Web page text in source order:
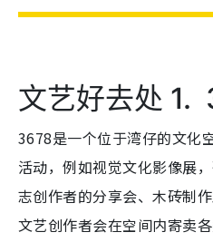
文艺好去处 1.
3678是一个位于湾仔的文化
活动，例如视觉文化影像展
志创作者的分享会、木砖制
文艺创作者会在空间内寄卖